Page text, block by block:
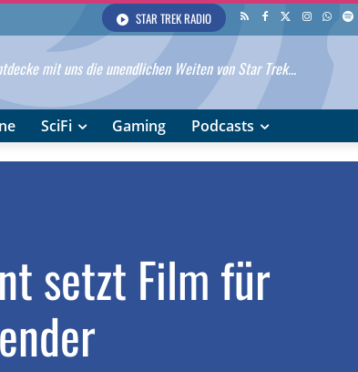
STAR TREK RADIO
mit uns die unendlichen Weiten von Star Trek...
SciFi Gaming Podcasts
setzt Film für